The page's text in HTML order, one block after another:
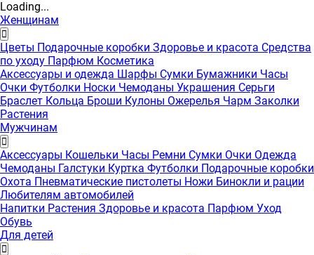
Loading...
Женщинам
Цветы Подарочные коробки Здоровье и красота Средства
по уходу Парфюм Косметика
Аксессуары и одежда Шарфы Сумки Бумажники Часы
Очки Футболки Носки Чемоданы Украшения Серьги
Браслет Кольца Броши Кулоны Ожерелья Чарм Заколки
Растения
Мужчинам
Аксессуары Кошельки Часы Ремни Сумки Очки Одежда
Чемоданы Галстуки Куртка Футболки Подарочные коробки
Охота Пневматические пистолеты Ножи Бинокли и рации
Любителям автомобилей
Напитки Растения Здоровье и красота Парфюм Уход
Обувь
Для детей